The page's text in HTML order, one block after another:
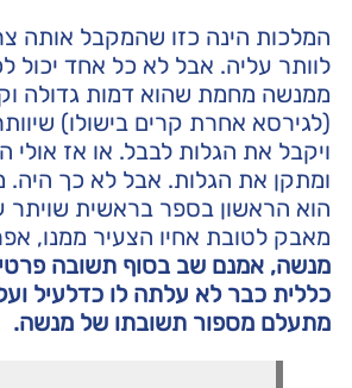
המלכות הינה כזו שהמקבל אותה
לוותר עליה. אבל לא כל אחד יכול
ממנשה מחמת שהוא דמות גדולה
(לגירסא אחרת קרים בישולו)
ויקבל את הגלות לבבל. או אז אולי
ומתקן את הגלות. אבל לא כך היה.
הוא הראשון בספר בראשית שויתר
מאבק לטובת אחיו הצעיר ממנו,
מנשה, אמנם שב בסוף תשובה
כללית כבר לא עלתה לו כדלעיל
מתעלם מספור תשובתו של מנשה.